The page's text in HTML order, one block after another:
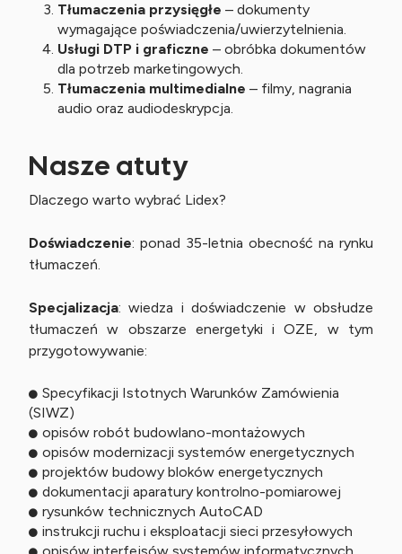
Tłumaczenia przysięgłe – dokumenty
wymagające poświadczenia/uwierzytelnienia.
Usługi DTP i graficzne – obróbka dokumentów
dla potrzeb marketingowych.
Tłumaczenia multimedialne – filmy, nagrania
audio oraz audiodeskrypcja.
Nasze atuty
Dlaczego warto wybrać Lidex?
Doświadczenie: ponad 35-letnia obecność na rynku
tłumaczeń.
Specjalizacja: wiedza i doświadczenie w obsłudze
tłumaczeń w obszarze energetyki i OZE, w tym
przygotowywanie:
Specyfikacji Istotnych Warunków Zamówienia
(SIWZ)
opisów robót budowlano-montażowych
opisów modernizacji systemów energetycznych
projektów budowy bloków energetycznych
dokumentacji aparatury kontrolno-pomiarowej
rysunków technicznych AutoCAD
instrukcji ruchu i eksploatacji sieci przesyłowych